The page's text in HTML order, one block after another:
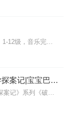
新版的中国民族民间舞蹈考级音乐，1-12级，音乐完整。新版的中国民族民间舞蹈考级音乐，1-12级，音乐完整。新版的中国民族民间舞蹈考级音乐，1-12级，音乐完整...
破坏者联盟篇2·猴子警长科学探案记|宝宝巴士故事
【适听年龄】7岁+《猴子警长科学探案记》系列《破坏者联盟篇1·猴子警长科学探案记》>>>《破坏者联盟篇2·猴子警长科学探案记》>>>《破坏者联盟篇3·猴子警长科...